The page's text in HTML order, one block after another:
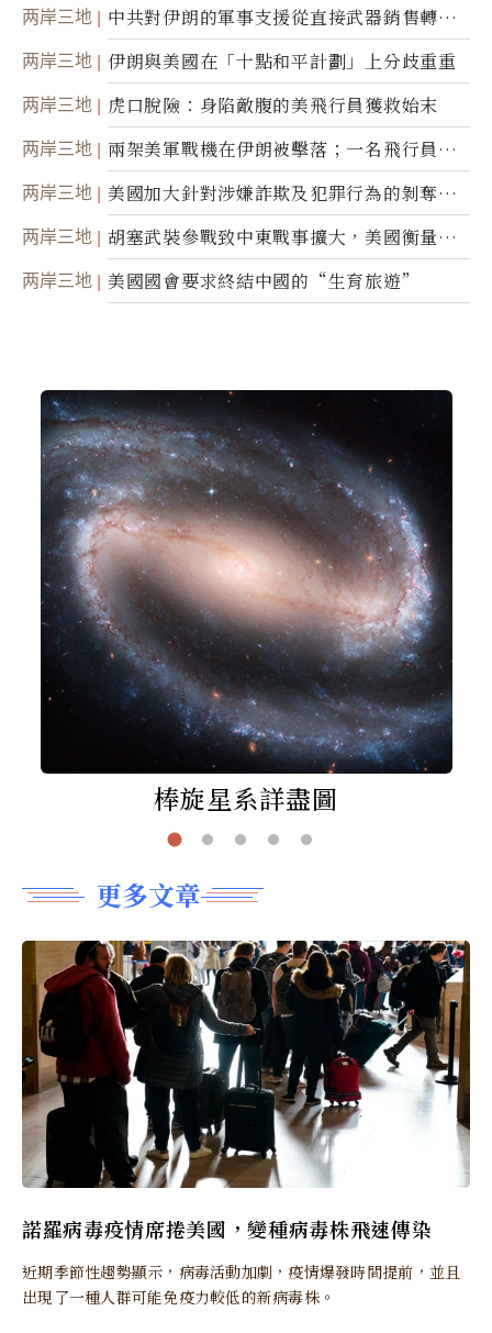
两岸三地
中共對伊朗的軍事支援從直接武器銷售轉向
間接技術轉讓
两岸三地 伊朗與美國在「十點和平計劃」上分歧重重
两岸三地 虎口脫險：身陷敵腹的美飛行員獲救始末
两岸三地
兩架美軍戰機在伊朗被擊落；一名飛行員失
蹤
两岸三地
美國加大針對涉嫌詐欺及犯罪行為的剝奪公
民權力度
两岸三地
胡塞武裝參戰致中東戰事擴大，美國衡量地
面入侵的可能性
两岸三地 美國國會要求終結中國的“生育旅遊”
棒旋星系詳盡圖
更多文章
諾羅病毒疫情席捲美國，變種病毒株飛速傳染
近期季節性趨勢顯示，病毒活動加劇，疫情爆發時間提前，並且
出現了一種人群可能免疫力較低的新病毒株。